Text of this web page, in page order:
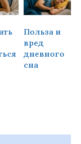
Польза и
вред
дневного
сна